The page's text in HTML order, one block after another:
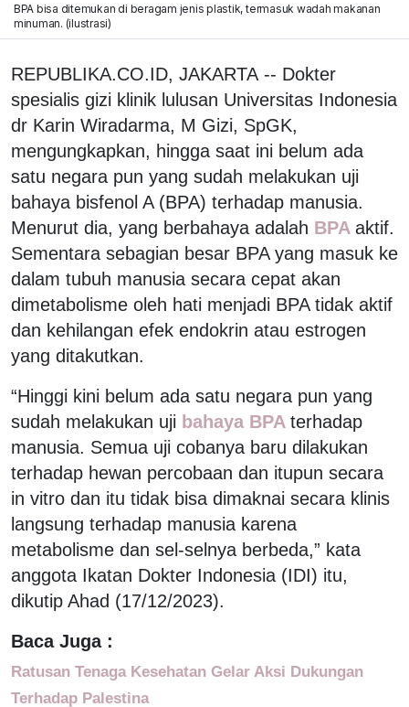
BPA bisa ditemukan di beragam jenis plastik, termasuk wadah makanan
minuman. (ilustrasi)
REPUBLIKA.CO.ID, JAKARTA -- Dokter
spesialis gizi klinik lulusan Universitas Indonesia
dr Karin Wiradarma, M Gizi, SpGK,
mengungkapkan, hingga saat ini belum ada
satu negara pun yang sudah melakukan uji
bahaya bisfenol A (BPA) terhadap manusia.
Menurut dia, yang berbahaya adalah BPA aktif.
Sementara sebagian besar BPA yang masuk ke
dalam tubuh manusia secara cepat akan
dimetabolisme oleh hati menjadi BPA tidak aktif
dan kehilangan efek endokrin atau estrogen
yang ditakutkan.
“Hinggi kini belum ada satu negara pun yang
sudah melakukan uji bahaya BPA terhadap
manusia. Semua uji cobanya baru dilakukan
terhadap hewan percobaan dan itupun secara
in vitro dan itu tidak bisa dimaknai secara klinis
langsung terhadap manusia karena
metabolisme dan sel-selnya berbeda,” kata
anggota Ikatan Dokter Indonesia (IDI) itu,
dikutip Ahad (17/12/2023).
Baca Juga :
Ratusan Tenaga Kesehatan Gelar Aksi Dukungan
Terhadap Palestina